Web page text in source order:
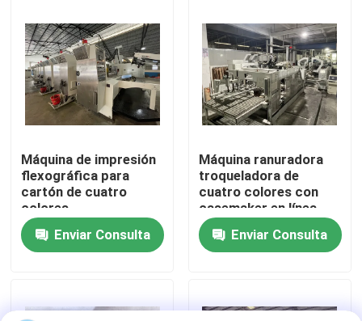
Viaje de la fábrica
Control de calidad
Éntrenos en contacto con
Noticias
impresora del cartón
Máquina de impresión
flexográfica para
cartón de cuatro
colores
Enviar Consulta
Máquina ranuradora
troqueladora de
cuatro colores con
casemaker en línea
Enviar Consulta